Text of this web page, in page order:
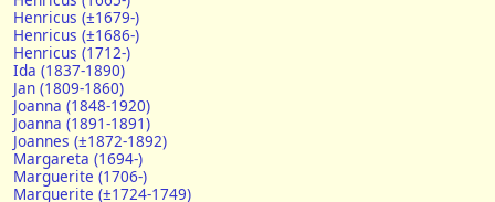
Henricus (±1679-)
Henricus (±1686-)
Henricus (1712-)
Ida (1837-1890)
Jan (1809-1860)
Joanna (1848-1920)
Joanna (1891-1891)
Joannes (±1872-1892)
Margareta (1694-)
Marguerite (1706-)
Marguerite (±1724-1749)